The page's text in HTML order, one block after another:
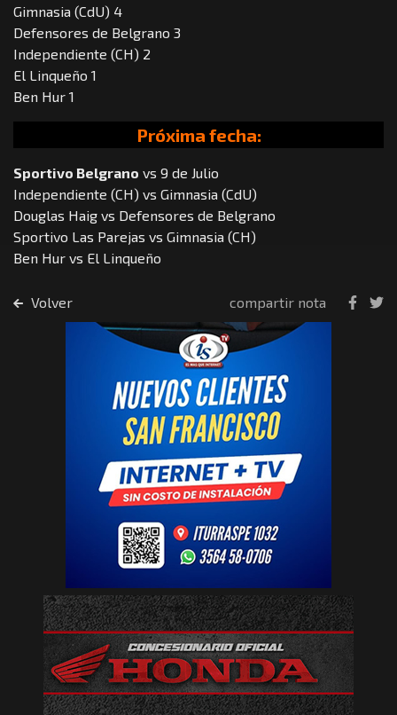
Gimnasia (CdU) 4
Defensores de Belgrano 3
Independiente (CH) 2
El Linqueño 1
Ben Hur 1
Próxima fecha:
Sportivo Belgrano vs 9 de Julio
Independiente (CH) vs Gimnasia (CdU)
Douglas Haig vs Defensores de Belgrano
Sportivo Las Parejas vs Gimnasia (CH)
Ben Hur vs El Linqueño
Volver compartir nota